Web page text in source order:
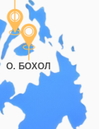
О. БОХОЛ